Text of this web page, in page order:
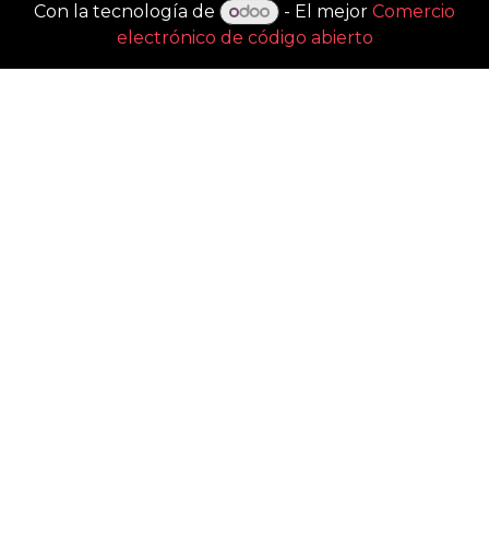
Con la tecnología de
- El mejor Comercio
electrónico de código abierto